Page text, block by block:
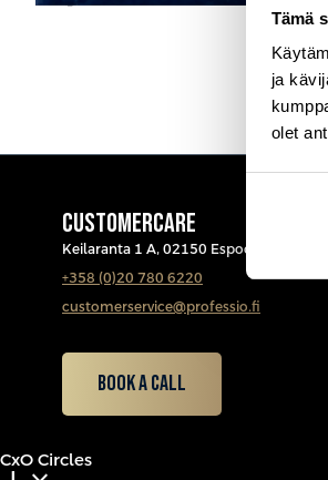
Tämä
ja
olet
CUSTOMERCARE
Keilaranta 1 A, 02150 Espoo
+358 (0)20 780 6220
customerservice@professio.fi
Book a call
CxO Circles